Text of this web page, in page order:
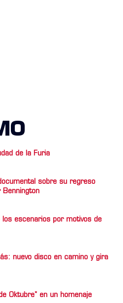
de la Furia
sobre su regreso
escenarios por motivos de
nuevo disco en camino y gira
Oktubre" en un homenaje